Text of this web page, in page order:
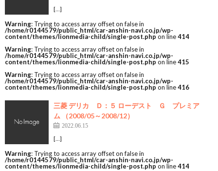
[…]
Warning: Trying to access array offset on false in
/home/r0144579/public_html/car-anshin-navi.co.jp/wp-
content/themes/lionmedia-child/single-post.php on line414
Warning: Trying to access array offset on false in
/home/r0144579/public_html/car-anshin-navi.co.jp/wp-
content/themes/lionmedia-child/single-post.php on line415
Warning: Trying to access array offset on false in
/home/r0144579/public_html/car-anshin-navi.co.jp/wp-
content/themes/lionmedia-child/single-post.php on line416
三菱 デリカ Ｄ：５ ローデスト Ｇ プレミア
ム （2008/05～2008/12）
2022.06.15
[…]
Warning: Trying to access array offset on false in
/home/r0144579/public_html/car-anshin-navi.co.jp/wp-
content/themes/lionmedia-child/single-post.php on line414